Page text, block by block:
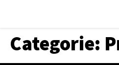
Categorie: